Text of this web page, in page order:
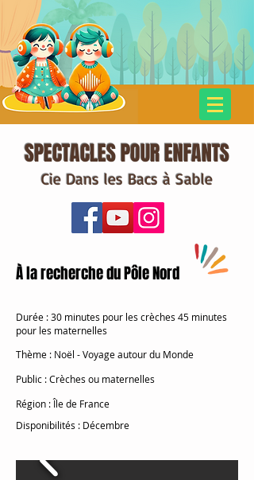
SPECTACLES POUR ENFANTS
Cie Dans les Bacs à Sable
À la recherche du Pôle Nord
Durée : 30 minutes pour les crèches 45 minutes
pour les maternelles
Thème : Noël - Voyage autour du Monde
Public : Crèches ou maternelles
Région : Île de France
Disponibilités : Décembre